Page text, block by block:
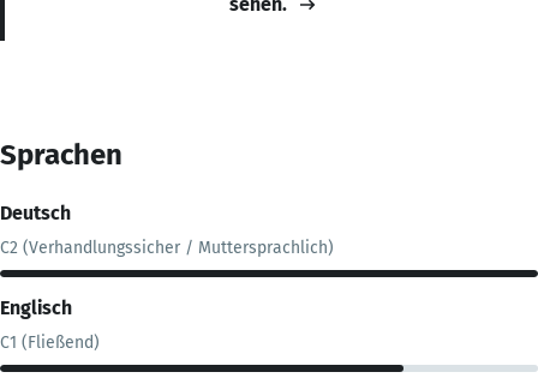
Sprachen
Deutsch
C2 (Verhandlungssicher / Muttersprachlich)
Englisch
C1 (Fließend)